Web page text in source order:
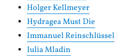
Holger Kellmeyer
Hydragea Must Die
Immanuel Reinschlüssel
Iulia Mladin